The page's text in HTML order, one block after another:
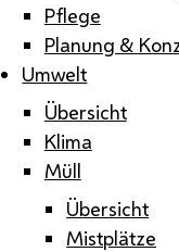
Pflege
Planung &
Umwelt
Übersicht
Klima
Müll
Übersicht
Mistplätze